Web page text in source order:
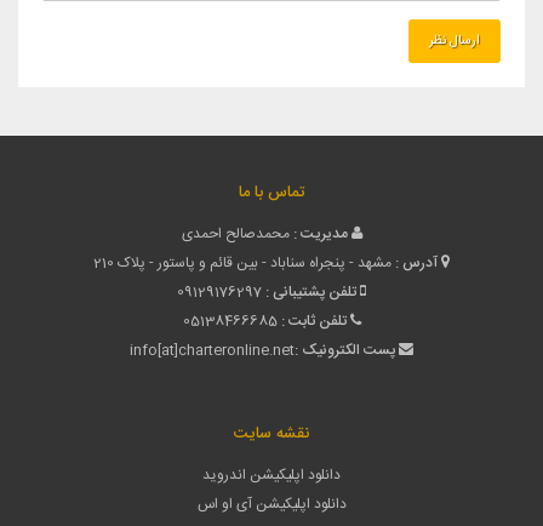
تماس با ما
مدیریت : محمدصالح احمدی
آدرس : مشهد - پنجراه سناباد - بین قائم و پاستور - پلاک 210
تلفن پشتیبانی : 09129176297
تلفن ثابت : 05138466685
پست الکترونیک :info[at]charteronline.net
نقشه سایت
دانلود اپلیکیشن اندروید
دانلود اپلیکیشن آی او اس